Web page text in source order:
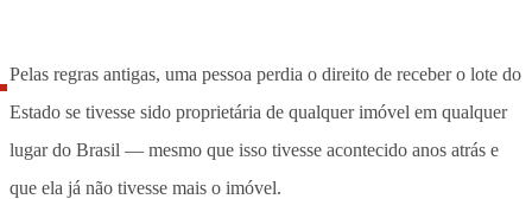
Pelas regras antigas, uma pessoa perdia o direito de receber o lote do
Estado se tivesse sido proprietária de qualquer imóvel em qualquer
lugar do Brasil — mesmo que isso tivesse acontecido anos atrás e
que ela já não tivesse mais o imóvel.